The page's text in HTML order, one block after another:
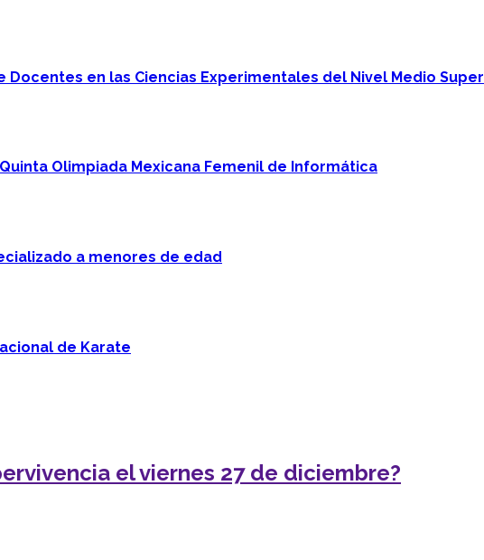
Docentes en las Ciencias Experimentales del Nivel Medio
Olimpiada Mexicana Femenil de Informática
a menores de edad
de Karate
el viernes 27 de diciembre?